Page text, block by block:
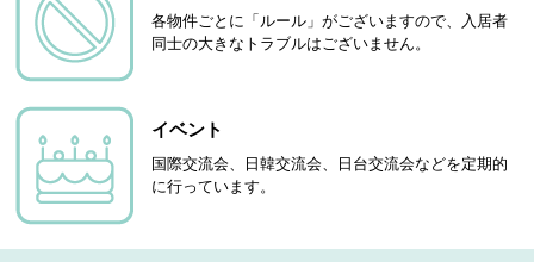
各物件ごとに「ルール」がございますので、入居者
同士の大きなトラブルはございません。
イベント
国際交流会、日韓交流会、日台交流会などを定期的
に行っています。